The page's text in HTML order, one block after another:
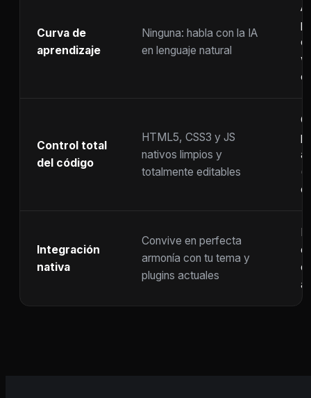
Curva de
aprendizaje
Ninguna: habla con la IA
en lenguaje natural
Control total
del código
HTML5, CSS3 y JS
nativos limpios y
totalmente editables
Integración
nativa
Convive en perfecta
armonía con tu tema y
plugins actuales